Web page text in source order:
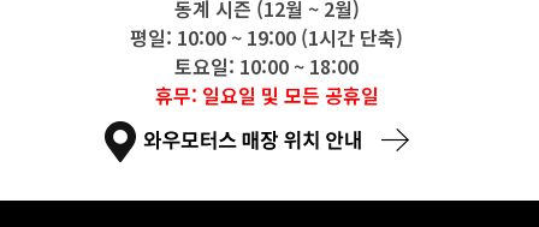
동계 시즌 (12월 ~ 2월)
평일: 10:00 ~ 19:00 (1시간 단축)
토요일: 10:00 ~ 18:00
휴무: 일요일 및 모든 공휴일